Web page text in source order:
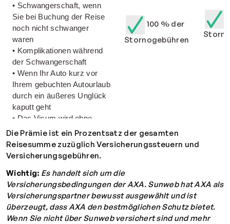
• Schwangerschaft, wenn
Sie bei Buchung der Reise
noch nicht schwanger
waren
• Komplikationen während
der Schwangerschaft
• Wenn Ihr Auto kurz vor
Ihrem gebuchten Autourlaub
durch ein äußeres Unglück
kaputt geht
• Das Visum wird ohne
eigenes Verschulden
verweigert
• Auflösung der Ehe oder
Lebensgemeinschaft
• Selbstmord eines
Blutsverwandten bis zum
dritten Grad der Familie
100 % der
Stornogebühren
Die Prämie ist ein Prozentsatz der gesamten
Reisesumme zuzüglich Versicherungssteuern und
Versicherungsgebühren.
Wichtig: Es handelt sich um die
Versicherungsbedingungen der AXA. Sunweb hat AXA als
Versicherungspartner bewusst ausgewählt und ist
überzeugt, dass AXA den bestmöglichen Schutz bietet.
Wenn Sie nicht über Sunweb versichert sind und mehr